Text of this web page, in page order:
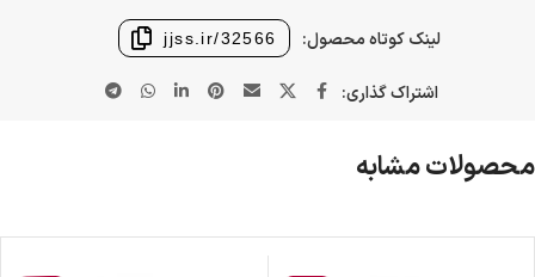
لینک کوتاه محصول: jjss.ir/32566
اشتراک گذاری:
محصولات مشابه